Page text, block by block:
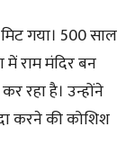
गया। 500 साल
राम मंदिर बन
रहा है। उन्होंने
करने की कोशिश